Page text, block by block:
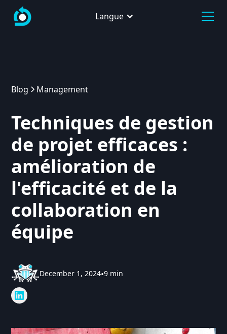
Langue
Blog Management
Techniques de gestion
de projet efficaces :
amélioration de
l'efficacité et de la
collaboration en
équipe
December 1, 2024•9 min